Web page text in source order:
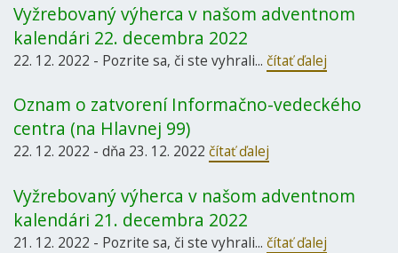
Vyžrebovaný výherca v našom adventnom
kalendári 22. decembra 2022
22. 12. 2022 - Pozrite sa, či ste vyhrali... čítať ďalej
Oznam o zatvorení Informačno-vedeckého
centra (na Hlavnej 99)
22. 12. 2022 - dňa 23. 12. 2022 čítať ďalej
Vyžrebovaný výherca v našom adventnom
kalendári 21. decembra 2022
21. 12. 2022 - Pozrite sa, či ste vyhrali... čítať ďalej